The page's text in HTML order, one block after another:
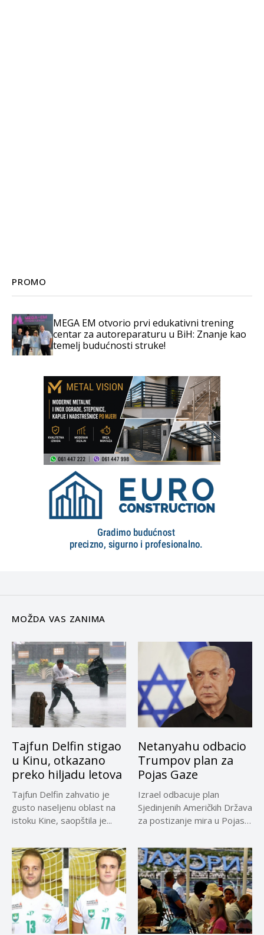
PROMO
MEGA EM otvorio prvi edukativni trening
centar za autoreparaturu u BiH: Znanje kao
temelj budućnosti struke!
MOŽDA VAS ZANIMA
Tajfun Delfin stigao
u Kinu, otkazano
preko hiljadu letova
Tajfun Delfin zahvatio je
gusto naseljenu oblast na
istoku Kine, saopštila je...
Netanyahu odbacio
Trumpov plan za
Pojas Gaze
Izrael odbacuje plan
Sjedinjenih Američkih Država
za postizanje mira u Pojasu